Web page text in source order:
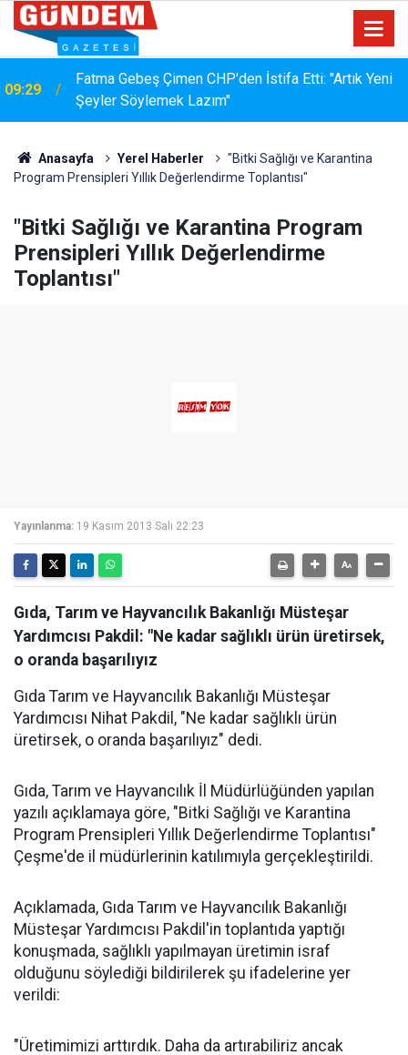
09:29
Fatma Gebeş Çimen CHP'den İstifa Etti: "Artık Yeni
Şeyler Söylemek Lazım"
Anasayfa Yerel Haberler
"Bitki Sağlığı ve Karantina
Program Prensipleri Yıllık Değerlendirme Toplantısı"
"Bitki Sağlığı ve Karantina Program
Prensipleri Yıllık Değerlendirme
Toplantısı"
Yayınlanma: 19 Kasım 2013 Salı 22:23
Gıda, Tarım ve Hayvancılık Bakanlığı Müsteşar
Yardımcısı Pakdil: "Ne kadar sağlıklı ürün üretirsek,
o oranda başarılıyız
Gıda Tarım ve Hayvancılık Bakanlığı Müsteşar
Yardımcısı Nihat Pakdil, "Ne kadar sağlıklı ürün
üretirsek, o oranda başarılıyız" dedi.
Gıda, Tarım ve Hayvancılık İl Müdürlüğünden yapılan
yazılı açıklamaya göre, "Bitki Sağlığı ve Karantina
Program Prensipleri Yıllık Değerlendirme Toplantısı"
Çeşme'de il müdürlerinin katılımıyla gerçekleştirildi.
Açıklamada, Gıda Tarım ve Hayvancılık Bakanlığı
Müsteşar Yardımcısı Pakdil'in toplantıda yaptığı
konuşmada, sağlıklı yapılmayan üretimin israf
olduğunu söylediği bildirilerek şu ifadelerine yer
verildi:
"Üretimimizi arttırdık. Daha da artırabiliriz ancak